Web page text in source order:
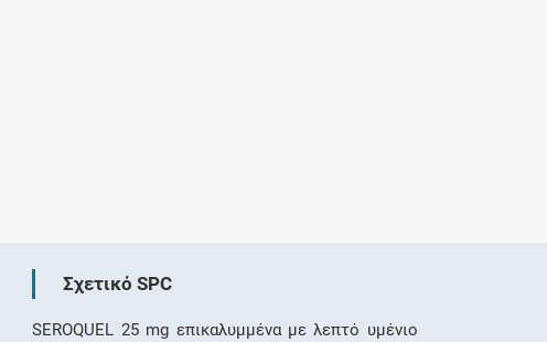
Σχετικό SPC
SEROQUEL 25 mg επικαλυμμένα με λεπτό υμένιο